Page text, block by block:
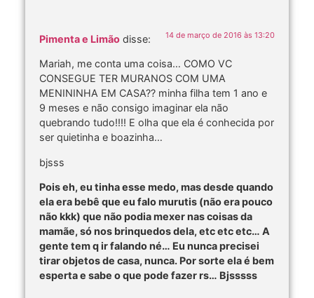
Pimenta e Limão disse: 14 de março de 2016 às 13:20
Mariah, me conta uma coisa… COMO VC
CONSEGUE TER MURANOS COM UMA
MENININHA EM CASA?? minha filha tem 1 ano e
9 meses e não consigo imaginar ela não
quebrando tudo!!!! E olha que ela é conhecida por
ser quietinha e boazinha…
bjsss
Pois eh, eu tinha esse medo, mas desde quando
ela era bebê que eu falo murutis (não era pouco
não kkk) que não podia mexer nas coisas da
mamãe, só nos brinquedos dela, etc etc etc… A
gente tem q ir falando né… Eu nunca precisei
tirar objetos de casa, nunca. Por sorte ela é bem
esperta e sabe o que pode fazer rs… Bjsssss